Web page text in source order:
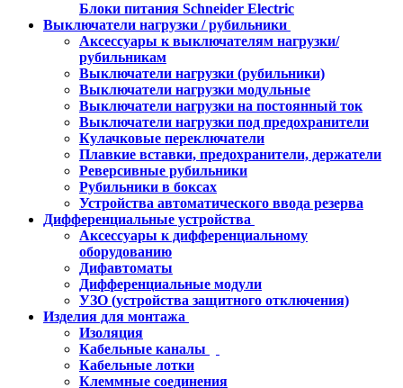
Блоки питания Schneider Electric
Выключатели нагрузки / рубильники
Аксессуары к выключателям нагрузки/
рубильникам
Выключатели нагрузки (рубильники)
Выключатели нагрузки модульные
Выключатели нагрузки на постоянный ток
Выключатели нагрузки под предохранители
Кулачковые переключатели
Плавкие вставки, предохранители, держатели
Реверсивные рубильники
Рубильники в боксах
Устройства автоматического ввода резерва
Дифференциальные устройства
Аксессуары к дифференциальному
оборудованию
Дифавтоматы
Дифференциальные модули
УЗО (устройства защитного отключения)
Изделия для монтажа
Изоляция
Кабельные каналы
Кабельные лотки
Клеммные соединения